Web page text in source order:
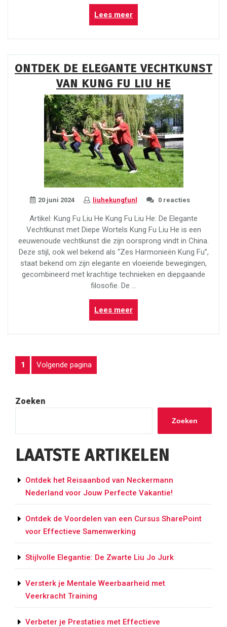
Lees meer“De
Evolutie
van
Ontdek
Kung
Fu
Moderno
in
de
Moderne
Tijd”
ONTDEK DE ELEGANTE VECHTKUNST
VAN KUNG FU LIU HE
20 juni 2024 liuhekungfunl 0 reacties
Artikel: Kung Fu Liu He Kung Fu Liu He: De Elegante
Vechtkunst met Diepe Wortels Kung Fu Liu He is een
eeuwenoude vechtkunst die zijn oorsprong vindt in China.
Deze stijl, ook wel bekend als “Zes Harmonieën Kung Fu”,
staat bekend om zijn elegante en vloeiende bewegingen,
gecombineerd met krachtige technieken en diepgaande
filosofie. De …
Lees meer“Ontdek
de
Elegante
BERICHTEN
Pagina
1 Volgende pagina
Zoeken
Zoeken
LAATSTE ARTIKELEN
Ontdek het Reisaanbod van Neckermann
Nederland voor Jouw Perfecte Vakantie!
Ontdek de Voordelen van een Cursus SharePoint
voor Effectieve Samenwerking
Stijlvolle Elegantie: De Zwarte Liu Jo Jurk
Versterk je Mentale Weerbaarheid met
Veerkracht Training
Verbeter je Prestaties met Effectieve